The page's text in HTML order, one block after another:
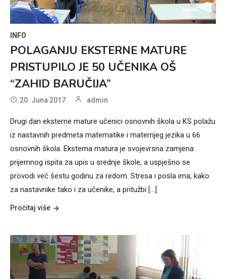
INFO
POLAGANJU EKSTERNE MATURE
PRISTUPILO JE 50 UČENIKA OŠ
“ZAHID BARUČIJA”
20. Juna 2017. admin
Drugi dan eksterne mature učenici osnovnih škola u KS polažu
iz nastavnih predmeta matematike i maternjeg jezika u 66
osnovnih škola. Eksterna matura je svojevrsna zamjena
prijemnog ispita za upis u srednje škole, a uspješno se
provodi već šestu godinu za redom. Stresa i posla ima, kako
za nastavnike tako i za učenike, a pritužbi [...]
Pročitaj više